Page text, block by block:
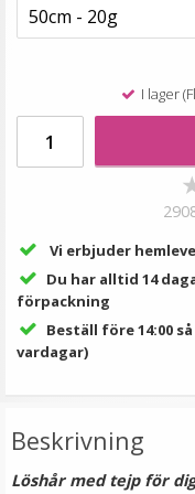
I lager
Vi erbjuder
Du har alltid 14
förpackning
Beställ före 14:00
vardagar)
Beskrivning
Löshår med tejp för